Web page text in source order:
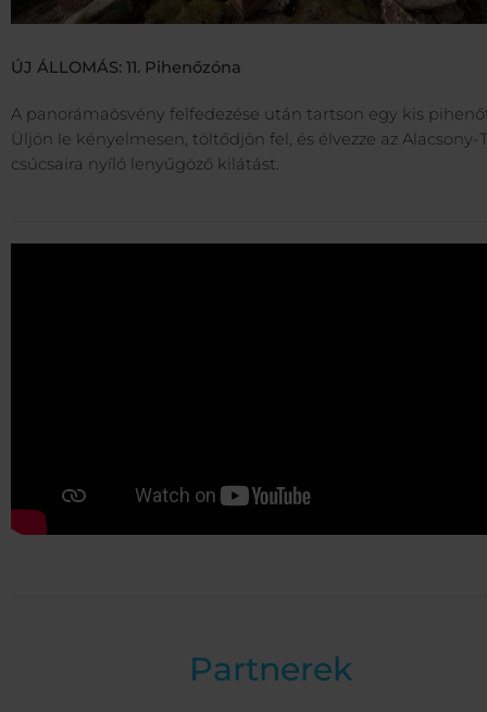
ÚJ ÁLLOMÁS: 11. Pihenőzóna
A panorámaösvény felfedezése után tartson egy kis
Üljön le kényelmesen, töltődjön fel, és élvezze az Alacsony-
csúcsaira nyíló lenyűgöző kilátást.
Partnerek